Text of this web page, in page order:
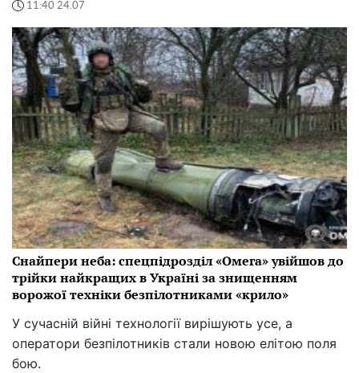
11:40 24.07
Снайпери неба: спецпідрозділ «Омега» увійшов до
трійки найкращих в Україні за знищенням
ворожої техніки безпілотниками «крило»
У сучасній війні технології вирішують усе, а
оператори безпілотників стали новою елітою поля
бою.